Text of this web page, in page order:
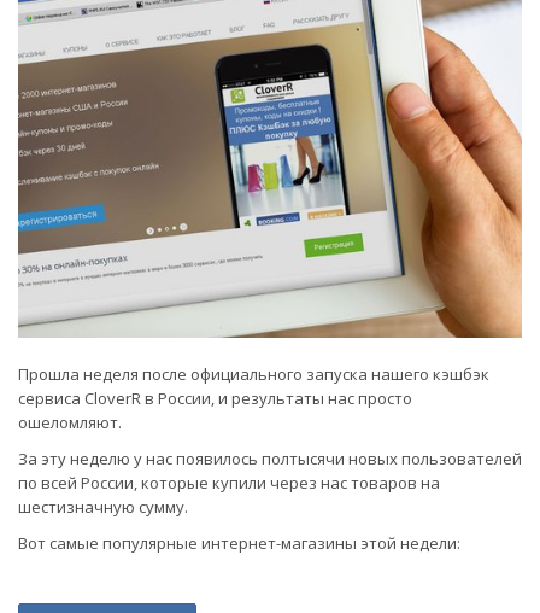
Прошла неделя после официального запуска нашего кэшбэк
сервиса CloverR в России, и результаты нас просто
ошеломляют.
За эту неделю у нас появилось полтысячи новых пользователей
по всей России, которые купили через нас товаров на
шестизначную сумму.
Вот самые популярные интернет-магазины этой недели: